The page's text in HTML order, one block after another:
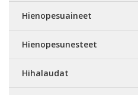
Hienopesuaineet
Hienopesunesteet
Hihalaudat